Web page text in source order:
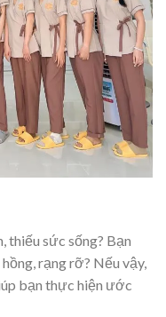
thiếu sức sống? Bạn
rạng rỡ? Nếu vậy,
bạn thực hiện ước